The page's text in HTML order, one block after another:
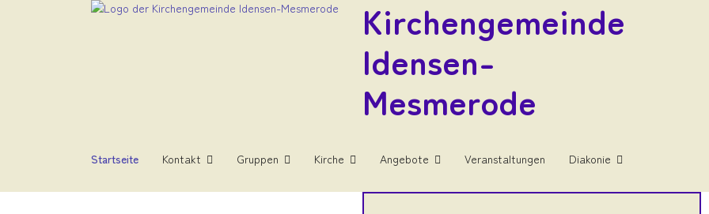
Kirchengemeinde
Idensen-
Mesmerode
Startseite Kontakt Gruppen Kirche Angebote Veranstaltungen Diakonie